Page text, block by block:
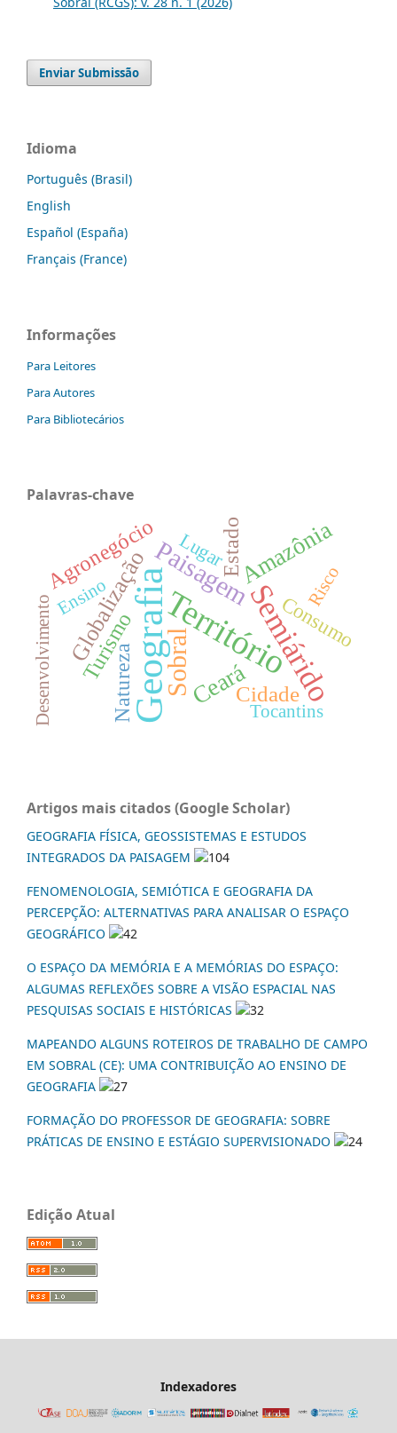
Enviar Submissão
Idioma
Português (Brasil)
English
Español (España)
Français (France)
Informações
Para Leitores
Para Autores
Para Bibliotecários
Palavras-chave
GeografiaTerritório
Semiárido
Sobral
Paisagem
Ceará
Amazônia
Globalização
Agronegócio
Turismo
Cidade
Natureza
Estado
Consumo
Lugar
Tocantins
Risco
DesenvolvimentoEnsino
Artigos mais citados (Google Scholar)
GEOGRAFIA FÍSICA, GEOSSISTEMAS E ESTUDOS
INTEGRADOS DA PAISAGEM
104
FENOMENOLOGIA, SEMIÓTICA E GEOGRAFIA DA
PERCEPÇÃO: ALTERNATIVAS PARA ANALISAR O ESPAÇO
GEOGRÁFICO
42
O ESPAÇO DA MEMÓRIA E A MEMÓRIAS DO ESPAÇO:
ALGUMAS REFLEXÕES SOBRE A VISÃO ESPACIAL NAS
PESQUISAS SOCIAIS E HISTÓRICAS
32
MAPEANDO ALGUNS ROTEIROS DE TRABALHO DE CAMPO
EM SOBRAL (CE): UMA CONTRIBUIÇÃO AO ENSINO DE
GEOGRAFIA
27
FORMAÇÃO DO PROFESSOR DE GEOGRAFIA: SOBRE
PRÁTICAS DE ENSINO E ESTÁGIO SUPERVISIONADO
24
Edição Atual
Indexadores